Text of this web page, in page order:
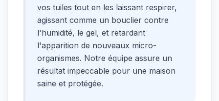
vos tuiles tout en les laissant respirer,
agissant comme un bouclier contre
l'humidité, le gel, et retardant
l'apparition de nouveaux micro-
organismes. Notre équipe assure un
résultat impeccable pour une maison
saine et protégée.